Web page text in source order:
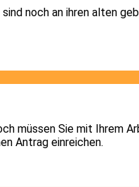
noch an ihren alten
müssen Sie mit Ihrem
Antrag einreichen.